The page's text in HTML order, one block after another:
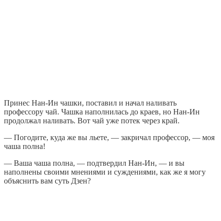
Принес Нан-Ин чашки, поставил и начал наливать
профессору чай. Чашка наполнилась до краев, но Нан-Ин
продолжал наливать. Вот чай уже потек через край.
— Погодите, куда же вы льете, — закричал профессор, — моя
чаша полна!
— Ваша чаша полна, — подтвердил Нан-Ин, — и вы
наполнены своими мнениями и суждениями, как же я могу
объяснить вам суть Дзен?